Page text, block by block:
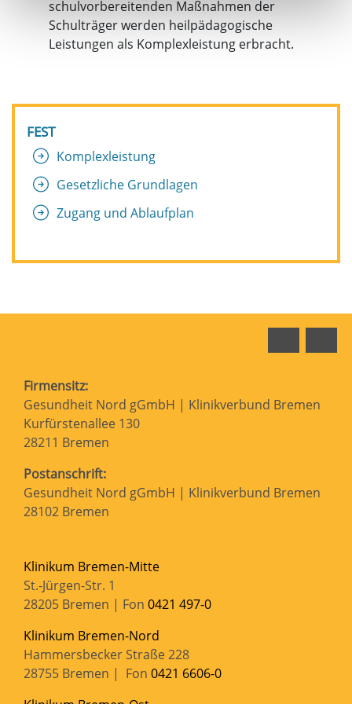
schulvorbereitenden Maßnahmen der
Schulträger werden heilpädagogische
Leistungen als Komplexleistung erbracht.
FEST
Komplexleistung
Gesetzliche Grundlagen
Zugang und Ablaufplan
Firmensitz:
Gesundheit Nord gGmbH | Klinikverbund Bremen
Kurfürstenallee 130
28211 Bremen
Postanschrift:
Gesundheit Nord gGmbH | Klinikverbund Bremen
28102 Bremen
Klinikum Bremen-Mitte
St.-Jürgen-Str. 1
28205 Bremen | Fon 0421 497-0
Klinikum Bremen-Nord
Hammersbecker Straße 228
28755 Bremen | Fon 0421 6606-0